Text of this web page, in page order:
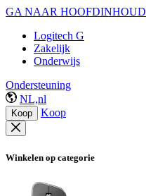
GA NAAR HOOFDINHOUD
Logitech G
Zakelijk
Onderwijs
Ondersteuning
NL,nl
Koop Koop
Winkelen op categorie